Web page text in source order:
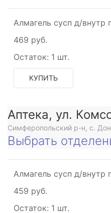
Алмагель сусп д/внутр
469 руб.
Остаток: 1 шт.
КУПИТЬ
Аптека, ул.
Симферопольский р-н, с.
Выбрать
Алмагель сусп д/внутр
459 руб.
Остаток: 1 шт.